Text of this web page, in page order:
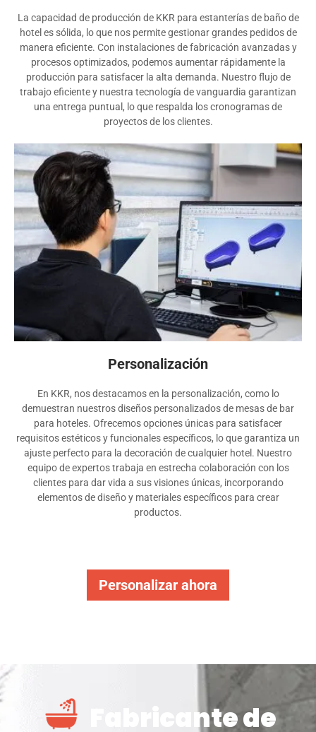
La capacidad de producción de KKR para estanterías de baño de
hotel es sólida, lo que nos permite gestionar grandes pedidos de
manera eficiente. Con instalaciones de fabricación avanzadas y
procesos optimizados, podemos aumentar rápidamente la
producción para satisfacer la alta demanda. Nuestro flujo de
trabajo eficiente y nuestra tecnología de vanguardia garantizan
una entrega puntual, lo que respalda los cronogramas de
proyectos de los clientes.
Personalización
En KKR, nos destacamos en la personalización, como lo
demuestran nuestros diseños personalizados de mesas de bar
para hoteles. Ofrecemos opciones únicas para satisfacer
requisitos estéticos y funcionales específicos, lo que garantiza un
ajuste perfecto para la decoración de cualquier hotel. Nuestro
equipo de expertos trabaja en estrecha colaboración con los
clientes para dar vida a sus visiones únicas, incorporando
elementos de diseño y materiales específicos para crear
productos.
Personalizar ahora
Fabricante de